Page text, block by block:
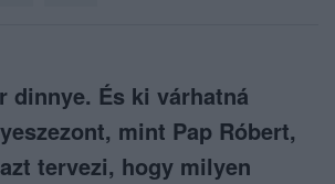
dinnye. És ki várhatná
mint Pap Róbert,
tervezi, hogy milyen